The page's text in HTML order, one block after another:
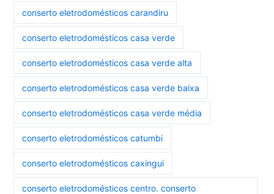
conserto eletrodomésticos carandiru
conserto eletrodomésticos casa verde
conserto eletrodomésticos casa verde alta
conserto eletrodomésticos casa verde baixa
conserto eletrodomésticos casa verde média
conserto eletrodomésticos catumbi
conserto eletrodomésticos caxingui
conserto eletrodomésticos centro. conserto